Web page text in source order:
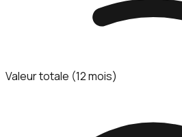
Valeur totale (12 mois)